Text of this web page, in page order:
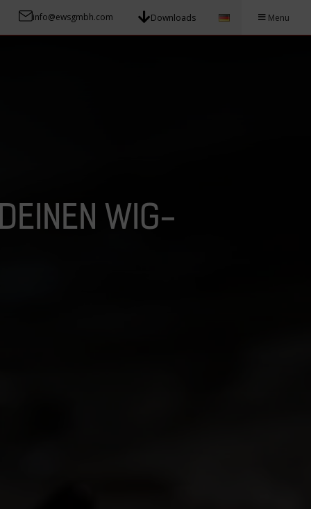
info@ewsgmbh.com Downloads Menu
WIG-